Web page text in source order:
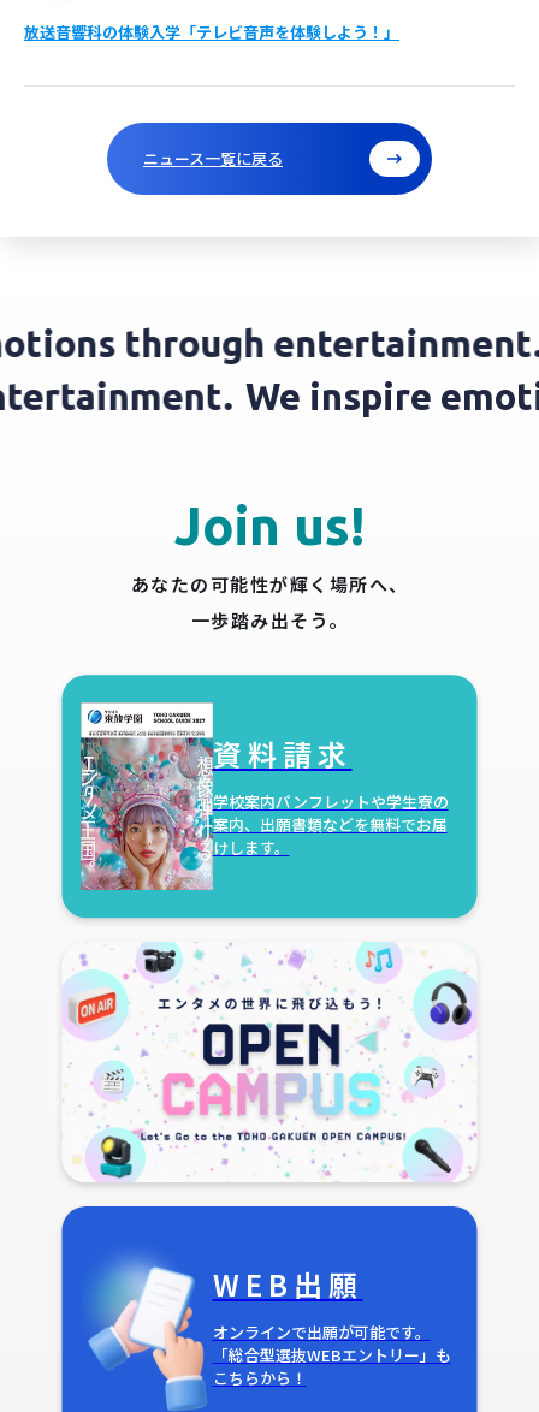
放送音響科の体験入学「テレビ音声を体験しよう！」
ニュース一覧に戻る
through entertainment.
We inspire
Join us!
あなたの可能性が輝く場所へ、
一歩踏み出そう。
資料請求
学校案内パンフレットや学生寮の
案内、出願書類などを無料でお届
けします。
WEB出願
オンラインで出願が可能です。
「総合型選抜WEBエントリー」も
こちらから！